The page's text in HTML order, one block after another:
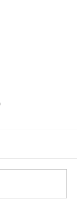
ารรับรอง
มาตรฐาน